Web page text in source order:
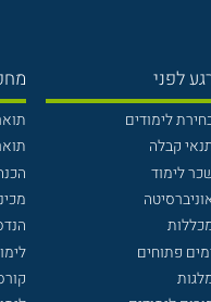
לפני
לימודים
קבלה
לימוד
פתוחים